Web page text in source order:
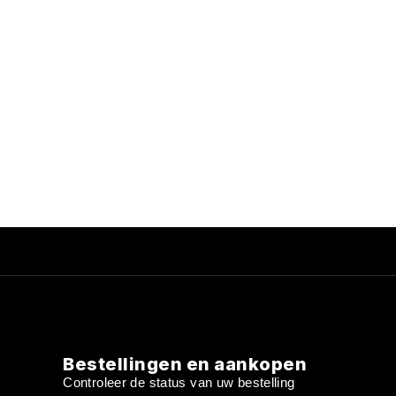
Bestellingen en aankopen
Controleer de status van uw bestelling